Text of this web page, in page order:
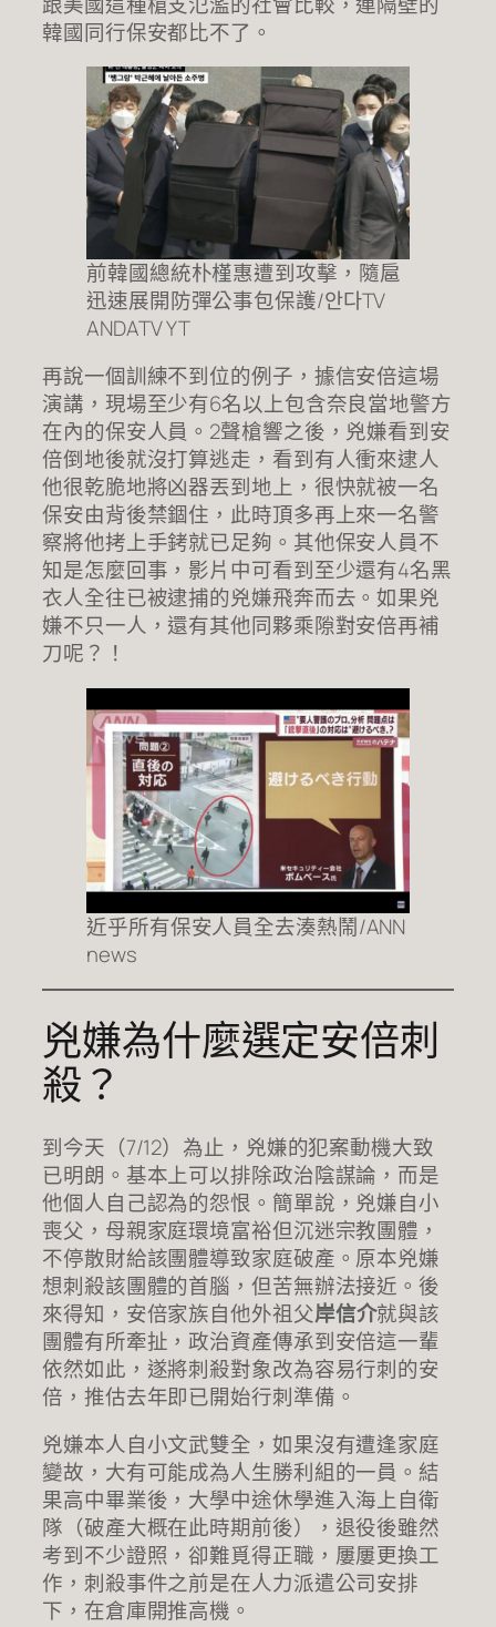
韓國同行保安都比不了。
前韓國總統朴槿惠遭到攻擊，隨扈
迅速展開防彈公事包保護/안다TV
ANDATV YT
再說一個訓練不到位的例子，據信安倍這場
演講，現場至少有6名以上包含奈良當地警方
在內的保安人員。2聲槍響之後，兇嫌看到安
倍倒地後就沒打算逃走，看到有人衝來逮人
他很乾脆地將凶器丟到地上，很快就被一名
保安由背後禁錮住，此時頂多再上來一名警
察將他拷上手銬就已足夠。其他保安人員不
知是怎麼回事，影片中可看到至少還有4名黑
衣人全往已被逮捕的兇嫌飛奔而去。如果兇
嫌不只一人，還有其他同夥乘隙對安倍再補
刀呢？！
近乎所有保安人員全去湊熱鬧/ANN
news
兇嫌為什麼選定安倍刺
殺？
到今天（7/12）為止，兇嫌的犯案動機大致
已明朗。基本上可以排除政治陰謀論，而是
他個人自己認為的怨恨。簡單說，兇嫌自小
喪父，母親家庭環境富裕但沉迷宗教團體，
不停散財給該團體導致家庭破產。原本兇嫌
想刺殺該團體的首腦，但苦無辦法接近。後
來得知，安倍家族自他外祖父岸信介就與該
團體有所牽扯，政治資產傳承到安倍這一輩
依然如此，遂將刺殺對象改為容易行刺的安
倍，推估去年即已開始行刺準備。
兇嫌本人自小文武雙全，如果沒有遭逢家庭
變故，大有可能成為人生勝利組的一員。結
果高中畢業後，大學中途休學進入海上自衛
隊（破產大概在此時期前後），退役後雖然
考到不少證照，卻難覓得正職，屢屢更換工
作，刺殺事件之前是在人力派遣公司安排
下，在倉庫開推高機。